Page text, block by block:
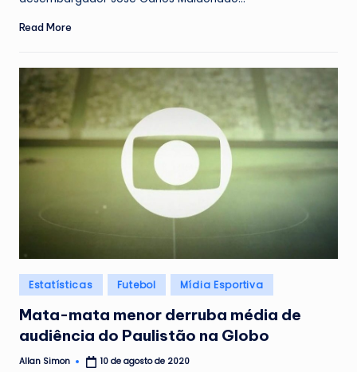
Read More
Posted
in
Estatísticas Futebol Mídia Esportiva
Mata-mata menor derruba média de
audiência do Paulistão na Globo
Posted
Allan Simon 10 de agosto de 2020